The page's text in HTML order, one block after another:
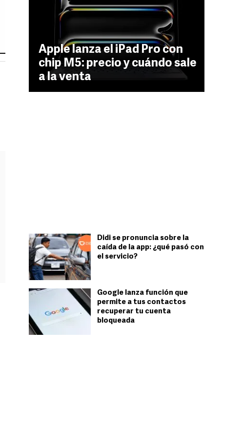
Apple lanza el iPad Pro con
chip M5: precio y cuándo sale
a la venta
Didi se pronuncia sobre la
caída de la app: ¿qué pasó con
el servicio?
Google lanza función que
permite a tus contactos
recuperar tu cuenta
bloqueada